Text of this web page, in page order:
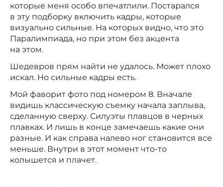
которые меня особо впечатлили. Постарался
в эту подборку включить кадры, которые
визуально сильные. На которых видно, что это
Паралимпиада, но при этом без акцента
на этом.
Шедевров прям найти не удалось. Может плохо
искал. Но сильные кадры есть.
Мой фаворит фото под номером 8. Вначале
видишь классическую съемку начала заплыва,
сделанную сверху. Силуэты плавцов в черных
плавках. И лишь в конце замечаешь какие они
разные. И как справа налево ног становится все
меньше. Внутри в этот момент что-то
колышется и плачет.